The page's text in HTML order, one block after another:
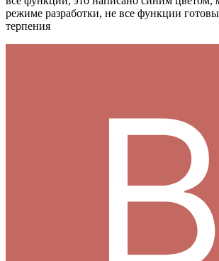
режиме разработки, не все функции
терпения